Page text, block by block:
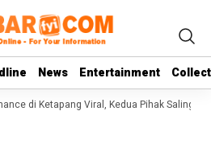
News Entertainment
News Entertainment
di Ketapang Viral, Kedua Pihak Saling